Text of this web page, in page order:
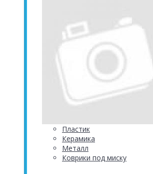
Пластик
Керамика
Металл
Коврики под миску